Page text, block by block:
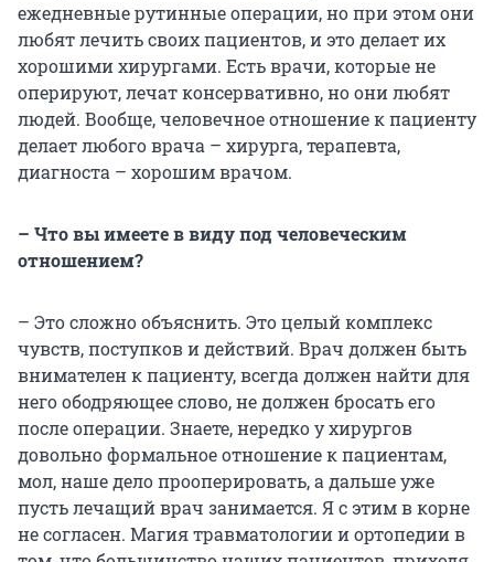
ежедневные рутинные операции, но при этом они
любят лечить своих пациентов, и это делает их
хорошими хирургами. Есть врачи, которые не
оперируют, лечат консервативно, но они любят
людей. Вообще, человечное отношение к пациенту
делает любого врача – хирурга, терапевта,
диагноста – хорошим врачом.
– Что вы имеете в виду под человеческим
отношением?
– Это сложно объяснить. Это целый комплекс
чувств, поступков и действий. Врач должен быть
внимателен к пациенту, всегда должен найти для
него ободряющее слово, не должен бросать его
после операции. Знаете, нередко у хирургов
довольно формальное отношение к пациентам,
мол, наше дело прооперировать, а дальше уже
пусть лечащий врач занимается. Я с этим в корне
не согласен. Магия травматологии и ортопедии в